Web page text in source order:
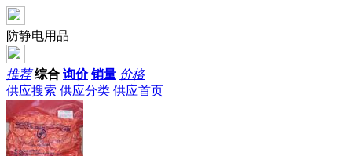
防静电用品
推荐 综合 询价 销量 价格
供应搜索 供应分类 供应首页